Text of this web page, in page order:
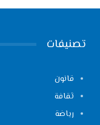
تصنيفات
قانون
ثقافة
رياضة